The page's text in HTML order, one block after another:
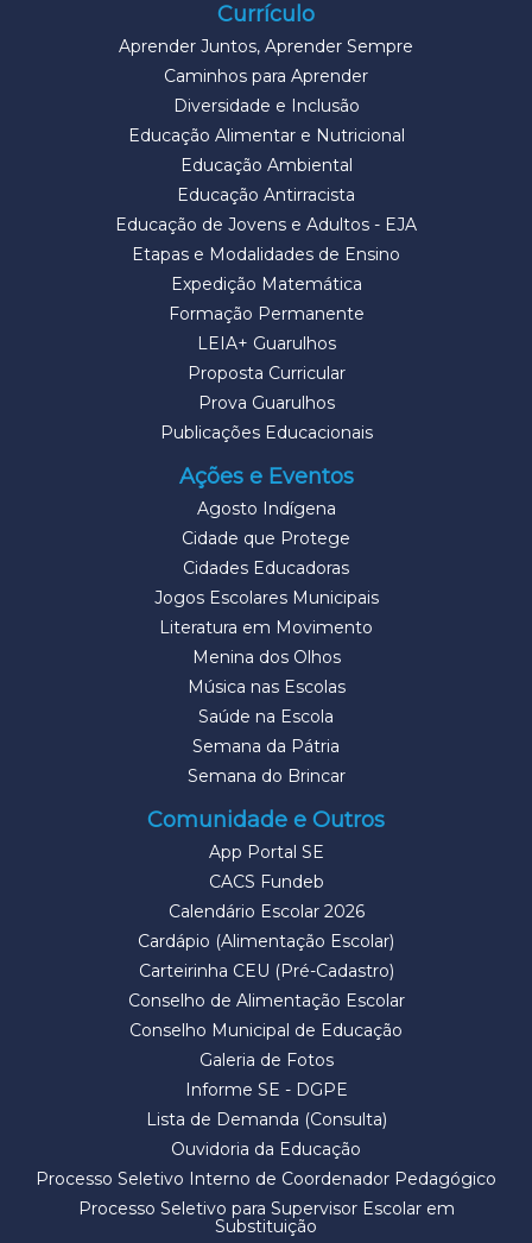
Currículo
Aprender Juntos, Aprender Sempre
Caminhos para Aprender
Diversidade e Inclusão
Educação Alimentar e Nutricional
Educação Ambiental
Educação Antirracista
Educação de Jovens e Adultos - EJA
Etapas e Modalidades de Ensino
Expedição Matemática
Formação Permanente
LEIA+ Guarulhos
Proposta Curricular
Prova Guarulhos
Publicações Educacionais
Ações e Eventos
Agosto Indígena
Cidade que Protege
Cidades Educadoras
Jogos Escolares Municipais
Literatura em Movimento
Menina dos Olhos
Música nas Escolas
Saúde na Escola
Semana da Pátria
Semana do Brincar
Comunidade e Outros
App Portal SE
CACS Fundeb
Calendário Escolar 2026
Cardápio (Alimentação Escolar)
Carteirinha CEU (Pré-Cadastro)
Conselho de Alimentação Escolar
Conselho Municipal de Educação
Galeria de Fotos
Informe SE - DGPE
Lista de Demanda (Consulta)
Ouvidoria da Educação
Processo Seletivo Interno de Coordenador Pedagógico
Processo Seletivo para Supervisor Escolar em
Substituição